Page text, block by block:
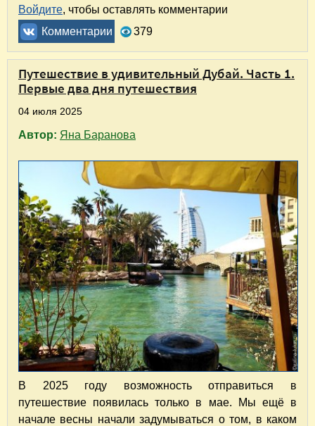
Войдите, чтобы оставлять комментарии
Комментарии
379
Путешествие в удивительный Дубай. Часть 1.
Первые два дня путешествия
04 июля 2025
Автор: Яна Баранова
В 2025 году возможность отправиться в
путешествие появилась только в мае. Мы ещё в
начале весны начали задумываться о том, в каком